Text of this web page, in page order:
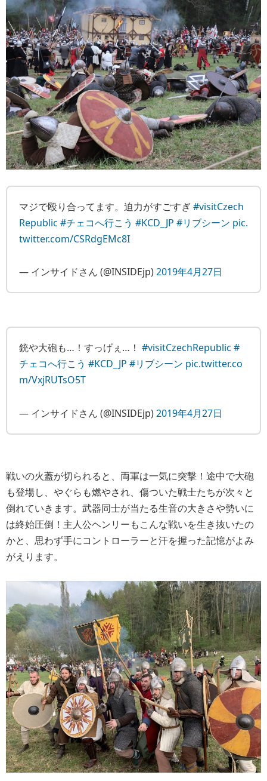
マジで殴り合ってます。迫力がすごすぎ#visitCzech
Republic #チェコへ行こう #KCD_JP #リブシーン pic.
twitter.com/CSRdgEMc8I
— インサイドさん (@INSIDEjp)2019年4月27日
銃や大砲も…！すっげぇ…！ #visitCzechRepublic #
チェコへ行こう #KCD_JP #リブシーン pic.twitter.co
m/VxjRUTsO5T
— インサイドさん (@INSIDEjp)2019年4月27日
戦いの火蓋が切られると、両軍は一気に突撃！途中で大砲
も登場し、やぐらも燃やされ、傷ついた戦士たちが次々と
倒れていきます。武器同士が当たる生音の大きさや勢いに
は終始圧倒！主人公ヘンリーもこんな戦いを生き抜いたの
かと、思わず手にコントローラーと汗を握った記憶がよみ
がえります。